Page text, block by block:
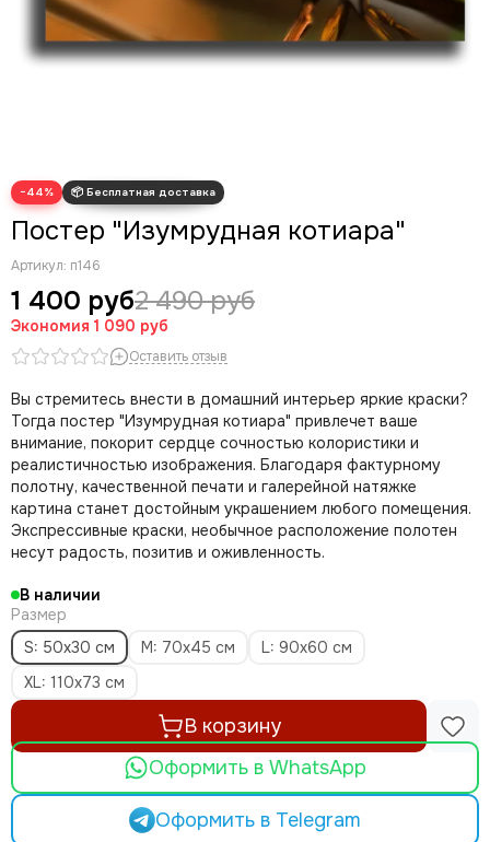
Космос
Современные картины
Скрудж Макдак
Волк с Уолл Стрит
−44%
Постер "Изумрудная котиара"
Артикул: п146
1 400 руб2 490 руб
Экономия 1 090 руб
Оставить отзыв
Вы стремитесь внести в домашний интерьер яркие краски?
Тогда постер "Изумрудная котиара" привлечет ваше
внимание, покорит сердце сочностью колористики и
реалистичностью изображения. Благодаря фактурному
полотну, качественной печати и галерейной натяжке
картина станет достойным украшением любого помещения.
Экспрессивные краски, необычное расположение полотен
несут радость, позитив и оживленность.
В наличии
Размер
S: 50х30 см
M: 70х45 см
L: 90х60 см
XL: 110х73 см
В корзину
Оформить в WhatsApp
Оформить в Telegram